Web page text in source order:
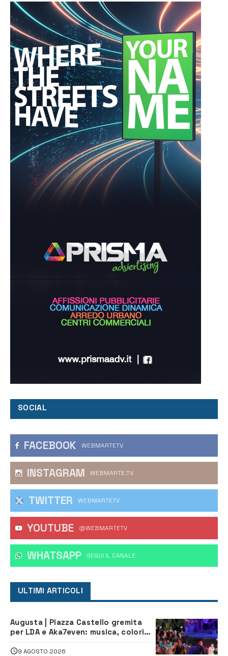
SOCIAL
FACEBOOK WEBMARTETV
INSTAGRAM WEBMARTE.TV
TWITTER WEBMARTETV
YOUTUBE @WEBMARTETV
WHATSAPP ‎SEGUI IL CANALE
ULTIMI ARTICOLI
Augusta | Piazza Castello gremita
per LDA e Aka7even: musica, colori
9 AGOSTO 2026